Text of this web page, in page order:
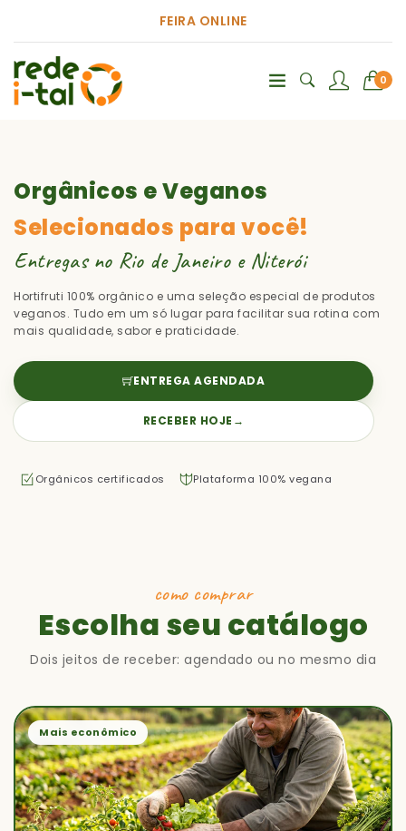
FEIRA ONLINE
0
Orgânicos e Veganos
Selecionados para você!
Entregas no Rio de Janeiro e Niterói
Hortifruti 100% orgânico e uma seleção especial de produtos
veganos. Tudo em um só lugar para facilitar sua rotina com
mais qualidade, sabor e praticidade.
ENTREGA AGENDADA
RECEBER HOJE →
Orgânicos certificados Plataforma 100% vegana
como comprar
Escolha seu catálogo
Dois jeitos de receber: agendado ou no mesmo dia
Mais econômico